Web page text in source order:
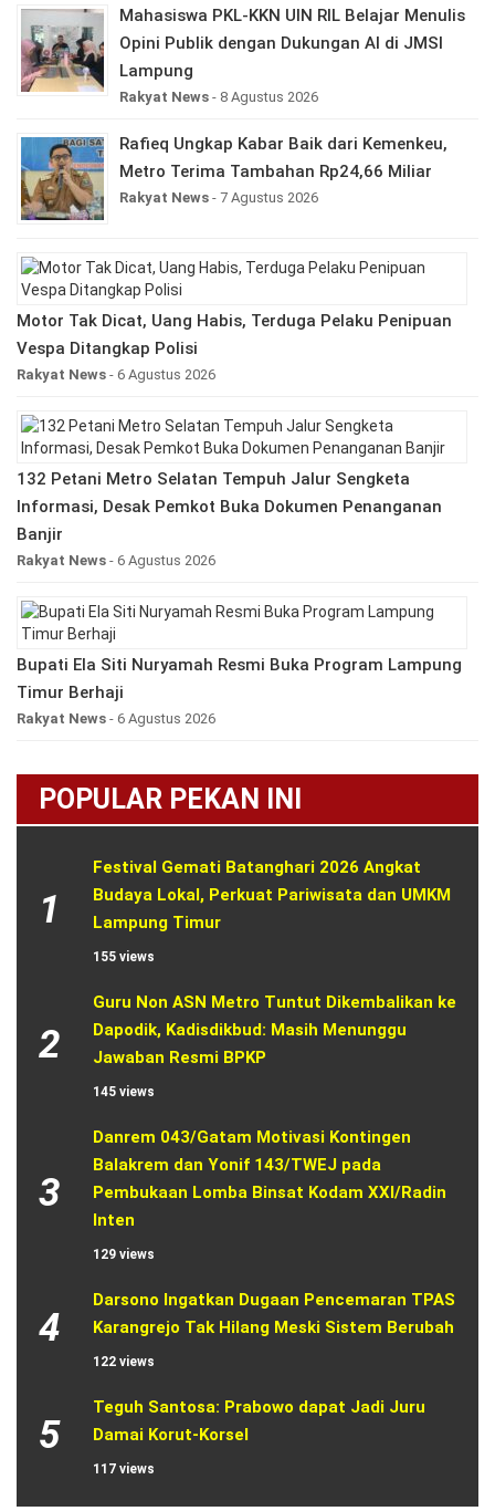
Mahasiswa PKL-KKN UIN RIL Belajar Menulis
Opini Publik dengan Dukungan AI di JMSI
Lampung
Rakyat News - 8 Agustus 2026
Rafieq Ungkap Kabar Baik dari Kemenkeu,
Metro Terima Tambahan Rp24,66 Miliar
Rakyat News - 7 Agustus 2026
Motor Tak Dicat, Uang Habis, Terduga Pelaku Penipuan
Vespa Ditangkap Polisi
Rakyat News - 6 Agustus 2026
132 Petani Metro Selatan Tempuh Jalur Sengketa
Informasi, Desak Pemkot Buka Dokumen Penanganan
Banjir
Rakyat News - 6 Agustus 2026
Bupati Ela Siti Nuryamah Resmi Buka Program Lampung
Timur Berhaji
Rakyat News - 6 Agustus 2026
POPULAR PEKAN INI
1
Festival Gemati Batanghari 2026 Angkat
Budaya Lokal, Perkuat Pariwisata dan UMKM
Lampung Timur
155 views
2
Guru Non ASN Metro Tuntut Dikembalikan ke
Dapodik, Kadisdikbud: Masih Menunggu
Jawaban Resmi BPKP
145 views
3
Danrem 043/Gatam Motivasi Kontingen
Balakrem dan Yonif 143/TWEJ pada
Pembukaan Lomba Binsat Kodam XXI/Radin
Inten
129 views
4
Darsono Ingatkan Dugaan Pencemaran TPAS
Karangrejo Tak Hilang Meski Sistem Berubah
122 views
5
Teguh Santosa: Prabowo dapat Jadi Juru
Damai Korut-Korsel
117 views